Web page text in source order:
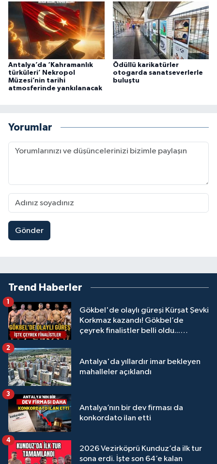
Antalya’da ‘Kahramanlık
türküleri’ Nekropol
Müzesi’nin tarihi
atmosferinde yankılanacak
Ödüllü karikatürler
otogarda sanatseverlerle
buluştu
Yorumlar
Gönder
Trend Haberler
Gökbel'de olaylı güreşi Kürşat Şevki
Korkmaz kazandı! Gökbel’de
çeyrek finalistler belli oldu...
1
Antalya'da yıllardır imar bekleyen
mahalleler açıklandı
2
Antalya’nın bir dev firması da
konkordato ilan etti
3
2026 Vezirköprü Kunduz’da ilk tur
sona erdi. İşte son 64’e kalan
4